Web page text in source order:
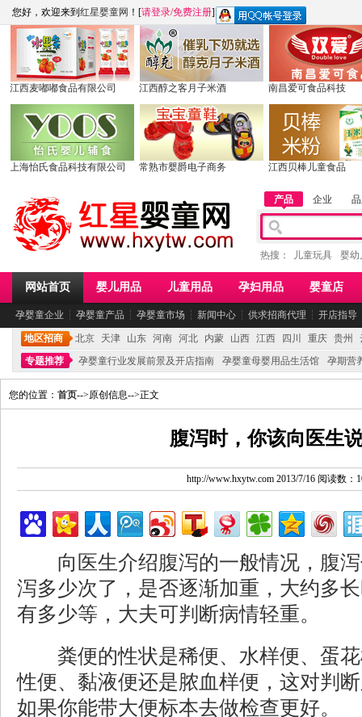
您好，欢迎来到 红星婴童网 ！[请登录/免费注册]
江西麦嘟嘟食品有限公司 江西醇之客月子米酒 南昌爱可食品科技
上海怡氏食品科技有限公司 常熟市婴爵电子商务 江西贝棒儿童食品
产品 企业
热搜： 儿童玩具 婴幼
网站首页 婴儿用品 儿童用品 孕妇用品 婴童店
孕婴童企业 ┆ 孕婴童产品 ┆ 孕婴童市场 ┆ 新闻中心 ┆ 供求招商代理 ┆ 开店指导
地区招商 北京 天津 山东 河南 河北 内蒙 山西 江西 四川 重庆 贵州
专题推荐
孕婴童行业发展前景及开店指南 孕婴童母婴用品生活馆 孕期营
您的位置： 首页-->原创信息-->正文
腹泻时，你该向医生
http://www.hxytw.com 2013/7/16 阅读数：
向医生介绍腹泻的一般情况，腹泻
泻多少次了，是否逐渐加重，大约多
有多少等，大夫可判断病情轻重。
粪便的性状是稀便、水样便、蛋花
性便、黏液便还是脓血样便，这对判
如果你能带大便标本去做检查更好。